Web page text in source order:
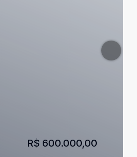
R$ 600.000,00